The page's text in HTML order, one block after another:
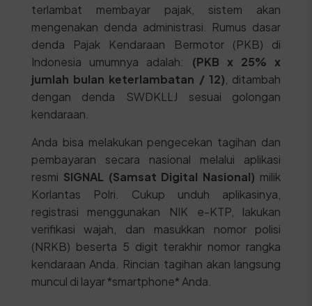
terlambat membayar pajak, sistem akan
mengenakan denda administrasi. Rumus dasar
denda Pajak Kendaraan Bermotor (PKB) di
Indonesia umumnya adalah: (PKB x 25% x
jumlah bulan keterlambatan / 12) , ditambah
dengan denda SWDKLLJ sesuai golongan
kendaraan.
Anda bisa melakukan pengecekan tagihan dan
pembayaran secara nasional melalui aplikasi
resmi SIGNAL (Samsat Digital Nasional) milik
Korlantas Polri. Cukup unduh aplikasinya,
registrasi menggunakan NIK e-KTP, lakukan
verifikasi wajah, dan masukkan nomor polisi
(NRKB) beserta 5 digit terakhir nomor rangka
kendaraan Anda. Rincian tagihan akan langsung
muncul di layar *smartphone* Anda.